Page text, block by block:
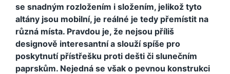
se snadným rozložením i složením, jelikož tyto
altány jsou mobilní, je reálné je tedy přemístit na
různá místa. Pravdou je, že nejsou příliš
designově interesantní a slouží spíše pro
poskytnutí přístřešku proti dešti či slunečním
paprskům. Nejedná se však o pevnou konstrukci